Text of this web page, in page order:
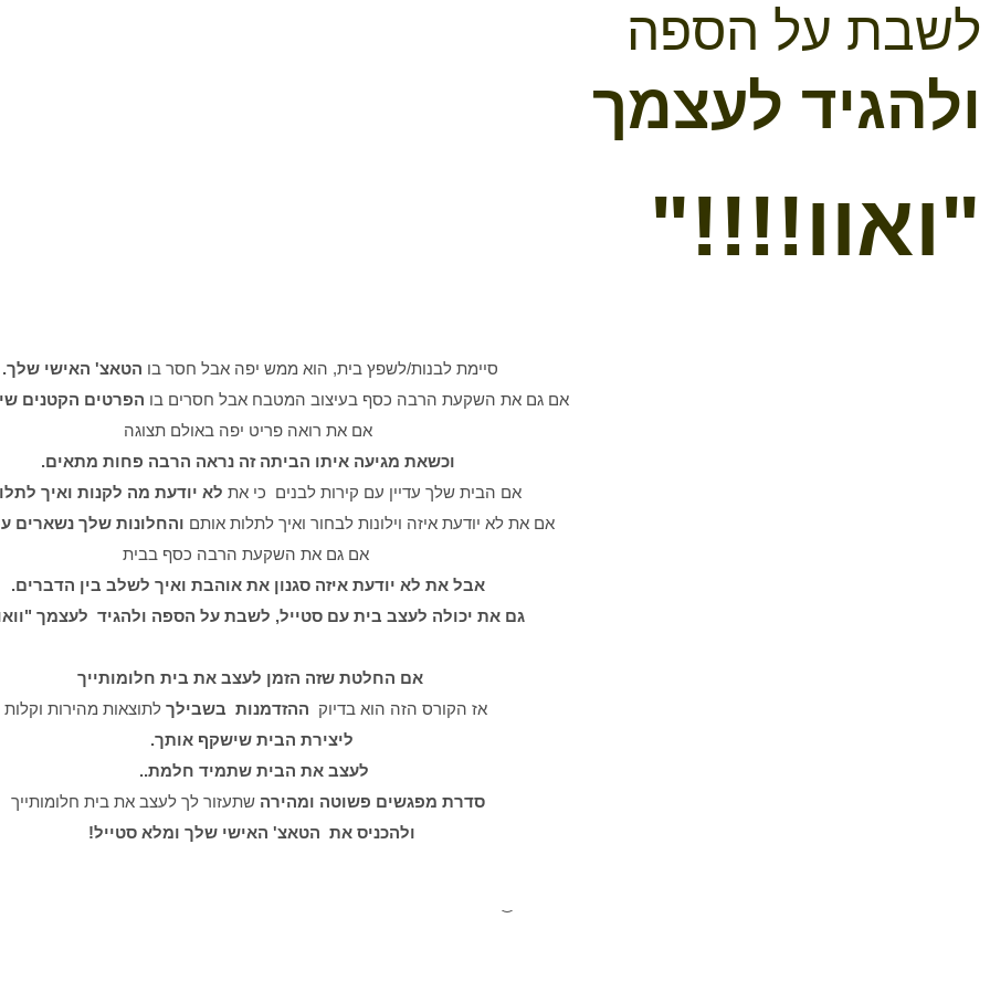
לשבת על הספה
ולהגיד לעצמך
"ואוו!!!!"
סיימת לבנות/לשפץ בית, הוא ממש יפה אבל חסר בו הטאצ' האישי שלך.
אם גם את השקעת הרבה כסף בעיצוב המטבח אבל חסרים בו הפרטים הקטנים
אם את רואה פריט יפה באולם תצוגה
וכשאת מגיעה איתו הביתה זהנראה הרבה פחות מתאים.
אם הבית שלך עדיין עם קירות לבנים כי את לא יודעת מה לקנות ואיך
אם את לא יודעת איזה וילונות לבחור ואיך לתלות אותם והחלונות שלך נשארים
אם גם את השקעת הרבה כסף בבית
אבל את לא יודעת איזה סגנון את אוהבת ואיך לשלב בין הדברים.
גם את יכולה לעצב בית עם סטייל, לשבת על הספה ולהגיד לעצמך
אם החלטת שזה הזמן לעצב את בית חלומותייך
אז הקורס הזה הוא בדיוק ההזדמנות בשבילך לתוצאות מהירות וקלות
ליצירת הבית שישקף אותך.
לעצב את הבית שתמיד חלמת..
סדרת מפגשים פשוטה ומהירה שתעזור לך לעצב את בית חלומותייך
ולהכניס את הטאצ' האישי שלך ומלא סטייל!